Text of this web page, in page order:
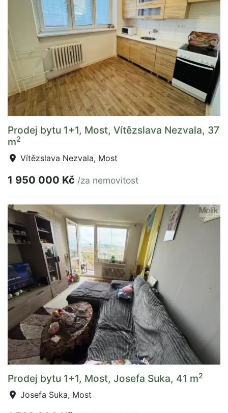
Prodej bytu 1+1, Most, Vítězslava Nezvala, 37
m2
Vítězslava Nezvala, Most
1 950 000 Kč /za nemovitost
Prodej bytu 1+1, Most, Josefa Suka, 41 m2
Josefa Suka, Most